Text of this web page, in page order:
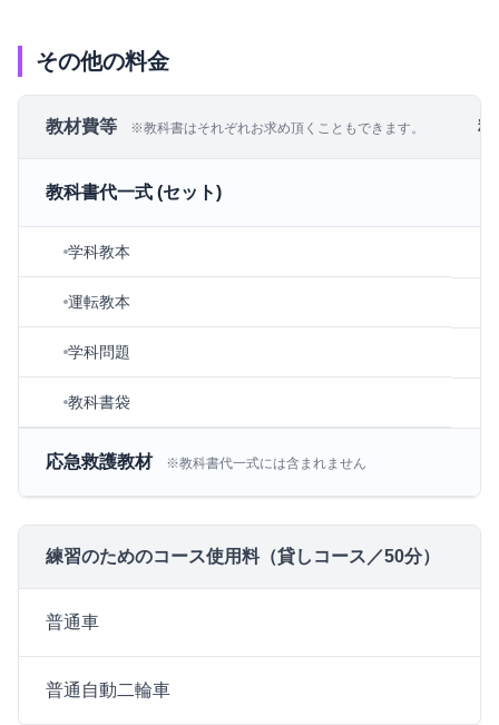
その他の料金
教材費等 ※教科書はそれぞれお求め頂くこともできます。 料
教科書代一式 (セット)
学科教本
運転教本
学科問題
教科書袋
応急救護教材 ※教科書代一式には含まれません
練習のためのコース使用料（貸しコース／50分）
普通車
普通自動二輪車